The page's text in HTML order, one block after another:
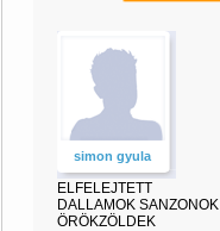
simon gyula
ELFELEJTETT
DALLAMOK SANZONOK
ÖRÖKZÖLDEK